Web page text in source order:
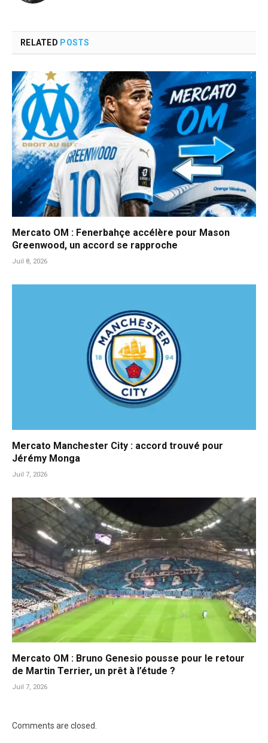
RELATED POSTS
Mercato OM : Fenerbahçe accélère pour Mason
Greenwood, un accord se rapproche
Juil 8, 2026
Mercato Manchester City : accord trouvé pour
Jérémy Monga
Juil 7, 2026
Mercato OM : Bruno Genesio pousse pour le retour
de Martin Terrier, un prêt à l’étude ?
Juil 7, 2026
Comments are closed.